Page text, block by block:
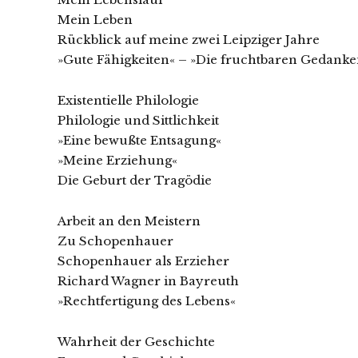
Mein Leben
Rückblick auf meine zwei Leipziger Jahre
»Gute Fähigkeiten« – »Die fruchtbaren
Existentielle Philologie
Philologie und Sittlichkeit
»Eine bewußte Entsagung«
»Meine Erziehung«
Die Geburt der Tragödie
Arbeit an den Meistern
Zu Schopenhauer
Schopenhauer als Erzieher
Richard Wagner in Bayreuth
»Rechtfertigung des Lebens«
Wahrheit der Geschichte